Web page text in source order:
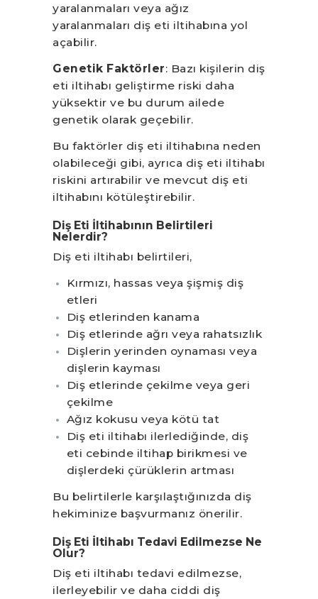
yaralanmaları veya ağız
yaralanmaları diş eti iltihabına yol
açabilir.
Genetik Faktörler: Bazı kişilerin diş
eti iltihabı geliştirme riski daha
yüksektir ve bu durum ailede
genetik olarak geçebilir.
Bu faktörler diş eti iltihabına neden
olabileceği gibi, ayrıca diş eti iltihabı
riskini artırabilir ve mevcut diş eti
iltihabını kötüleştirebilir.
Diş Eti İltihabının Belirtileri
Nelerdir?
Diş eti iltihabı belirtileri,
Kırmızı, hassas veya şişmiş diş
etleri
Diş etlerinden kanama
Diş etlerinde ağrı veya rahatsızlık
Dişlerin yerinden oynaması veya
dişlerin kayması
Diş etlerinde çekilme veya geri
çekilme
Ağız kokusu veya kötü tat
Diş eti iltihabı ilerlediğinde, diş
eti cebinde iltihap birikmesi ve
dişlerdeki çürüklerin artması
Bu belirtilerle karşılaştığınızda diş
hekiminize başvurmanız önerilir.
Diş Eti İltihabı Tedavi Edilmezse Ne
Olur?
Diş eti iltihabı tedavi edilmezse,
ilerleyebilir ve daha ciddi diş